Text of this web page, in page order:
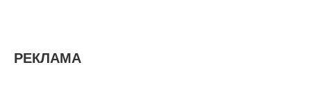
РЕКЛАМА